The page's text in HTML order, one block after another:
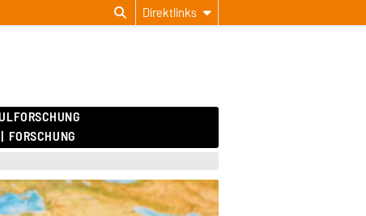
Direktlinks
FORSCHUNG